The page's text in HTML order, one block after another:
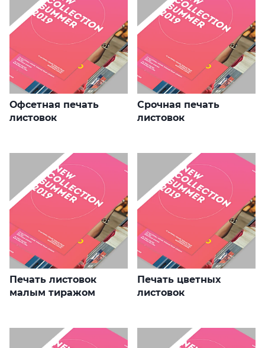
Офсетная печать
листовок
Срочная печать
листовок
Печать листовок
малым тиражом
Печать цветных
листовок